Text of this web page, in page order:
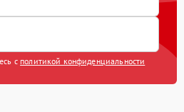
с политикой конфиденциальности